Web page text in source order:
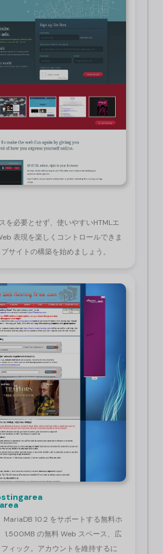
を必要とせず、使いやすいHTMLエ
表現を楽しくコントロールできま
サイトの構築を始めましょう。
MariaDB 10.2 をサポートする無料ホ
1,500MB の無料 Web スペース、広
ィック。アカウントを維持するに